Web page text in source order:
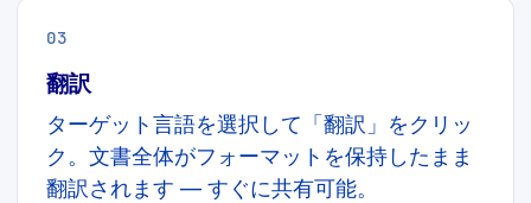
03
翻訳
ターゲット言語を選択して「翻訳」をクリッ
ク。文書全体がフォーマットを保持したまま
翻訳されます — すぐに共有可能。